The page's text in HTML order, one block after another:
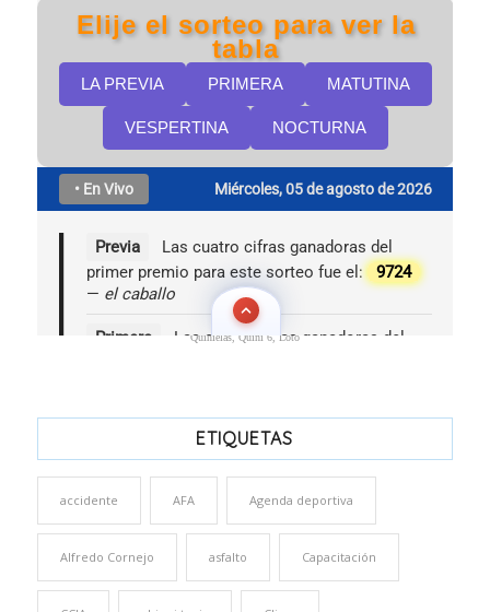
Quinielas, Quini 6, Loto
ETIQUETAS
accidente AFA Agenda deportiva
Alfredo Cornejo asfalto Capacitación